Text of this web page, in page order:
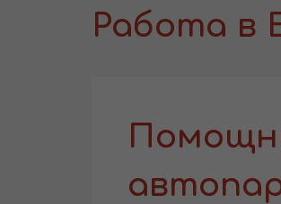
Работа в